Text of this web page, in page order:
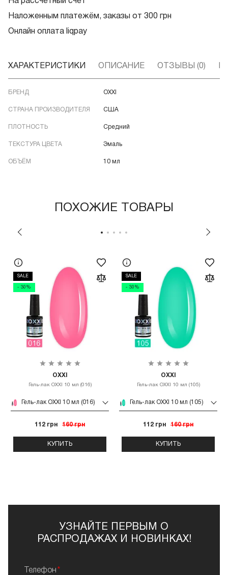
Наложенным платежём, заказы от 300 грн
Онлайн оплата liqpay
ХАРАКТЕРИСТИКИ ОПИСАНИЕ ОТЗЫВЫ (0)
БРЕНД OXXI
СТРАНА ПРОИЗВОДИТЕЛЯ США
ПЛОТНОСТЬ Средний
ТЕКСТУРА ЦВЕТА Эмаль
ОБЪЁМ 10 мл
ПОХОЖИЕ ТОВАРЫ
SALE
- 30%
OXXI
Гель-лак OXXI 10 мл (016)
Гель-лак OXXI 10 мл (016)
112 грн 160 грн
КУПИТЬ
SALE
- 30%
OXXI
Гель-лак OXXI 10 мл (105)
Гель-лак OXXI 10 мл (105)
112 грн 160 грн
КУПИТЬ
УЗНАЙТЕ ПЕРВЫМ О
РАСПРОДАЖАХ И НОВИНКАХ!
Телефон